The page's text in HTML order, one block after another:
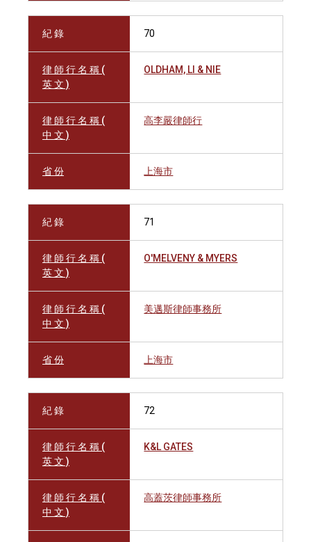
紀 錄 70
律 師 行 名 稱 (
英 文 )
OLDHAM, LI & NIE
律 師 行 名 稱 (
中 文 )
高李嚴律師行
省 份 上海市
紀 錄 71
律 師 行 名 稱 (
英 文 )
O'MELVENY & MYERS
律 師 行 名 稱 (
中 文 )
美邁斯律師事務所
省 份 上海市
紀 錄 72
律 師 行 名 稱 (
英 文 )
K&L GATES
律 師 行 名 稱 (
中 文 )
高蓋茨律師事務所